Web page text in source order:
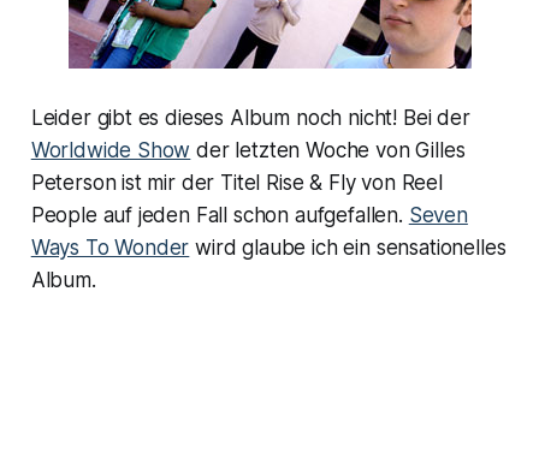
Leider gibt es dieses Album noch nicht! Bei der
Worldwide Show der letzten Woche von Gilles
Peterson ist mir der Titel Rise & Fly von Reel
People auf jeden Fall schon aufgefallen. Seven
Ways To Wonder wird glaube ich ein sensationelles
Album.